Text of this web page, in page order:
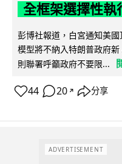
全框架選擇性執
彭博社報道，白宮通知美
模型將不納入特朗普政府
則聯署呼籲政府不要限...
44 20 ↗ 分享
ADVERTISEMENT